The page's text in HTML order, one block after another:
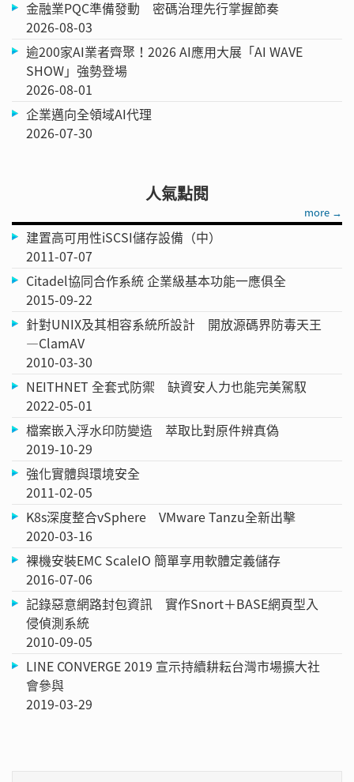
金融業PQC準備發動 密碼治理先行掌握節奏
2026-08-03
逾200家AI業者齊聚！2026 AI應用大展「AI WAVE
SHOW」強勢登場
2026-08-01
企業邁向全領域AI代理
2026-07-30
人氣點閱
more →
建置高可用性iSCSI儲存設備（中）
2011-07-07
Citadel協同合作系統 企業級基本功能一應俱全
2015-09-22
針對UNIX及其相容系統所設計 開放源碼界防毒天王
—ClamAV
2010-03-30
NEITHNET 全套式防禦 缺資安人力也能完美駕馭
2022-05-01
檔案嵌入浮水印防變造 萃取比對原件辨真偽
2019-10-29
強化實體與環境安全
2011-02-05
K8s深度整合vSphere VMware Tanzu全新出擊
2020-03-16
裸機安裝EMC ScaleIO 簡單享用軟體定義儲存
2016-07-06
記錄惡意網路封包資訊 實作Snort＋BASE網頁型入
侵偵測系統
2010-09-05
LINE CONVERGE 2019 宣示持續耕耘台灣市場擴大社
會參與
2019-03-29